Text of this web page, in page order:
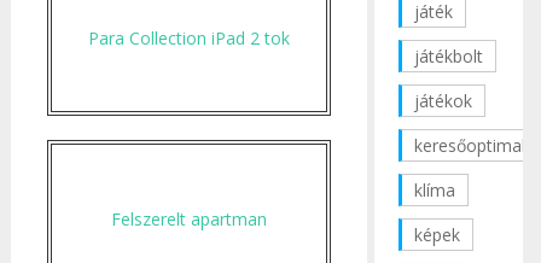
Para Collection iPad 2 tok
Felszerelt apartman
játék
játékbolt
játékok
klíma
képek